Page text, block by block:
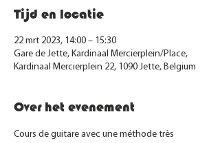
Tijd en locatie
22 mrt 2023, 14:00 – 15:30
Gare de Jette, Kardinaal Mercierplein/Place,
Kardinaal Mercierplein 22, 1090 Jette, Belgium
Over het evenement
Cours de guitare avec une méthode très